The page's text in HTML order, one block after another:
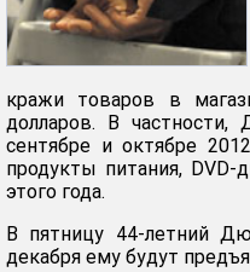
кражи товаров в
долларов. В
сентябре и октябре
продукты питания,
этого года.
В пятницу 44-летний
декабря ему будут